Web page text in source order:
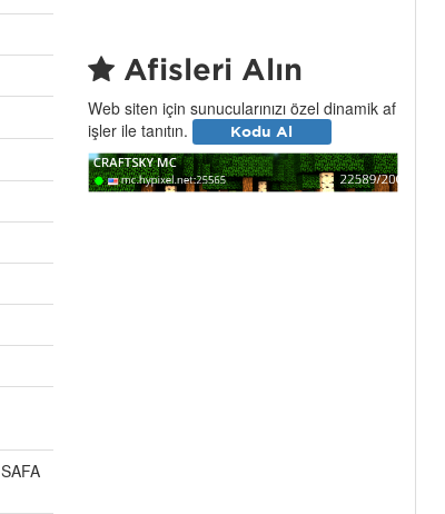
SAFA
Afişleri Alın
Web siten için sunucularınızı özel dinamik af
işler ile tanıtın.
Kodu Al